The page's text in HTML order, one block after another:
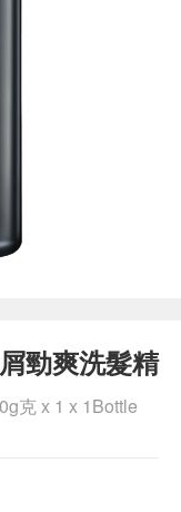
勁爽洗髮精
克 x 1 x 1Bottle